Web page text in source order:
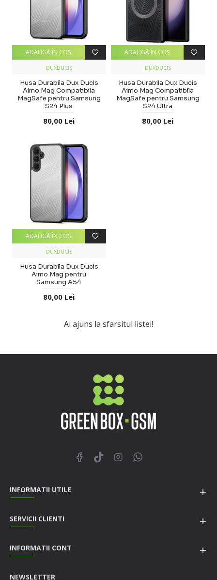
DUXDUCIS
Husa Durabila Dux Ducis
Aimo Mag Compatibila
MagSafe pentru Samsung
S24 Plus
80,00 Lei
ADAUGĂ ÎN COŞ
DUXDUCIS
Husa Durabila Dux Ducis
Aimo Mag Compatibila
MagSafe pentru Samsung
S24 Ultra
80,00 Lei
ADAUGĂ ÎN COŞ
DUXDUCIS
Husa Durabila Dux Ducis
Aimo Mag pentru
Samsung A54
80,00 Lei
ADAUGĂ ÎN COŞ
Ai ajuns la sfarsitul listei!
INFORMATII UTILE
SERVICII CLIENTI
INFORMATII CONT
NEWSLETTER